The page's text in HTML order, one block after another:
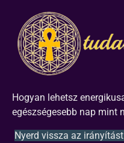
Hogyan lehetsz
egészségesebb nap mint
Nyerd vissza az